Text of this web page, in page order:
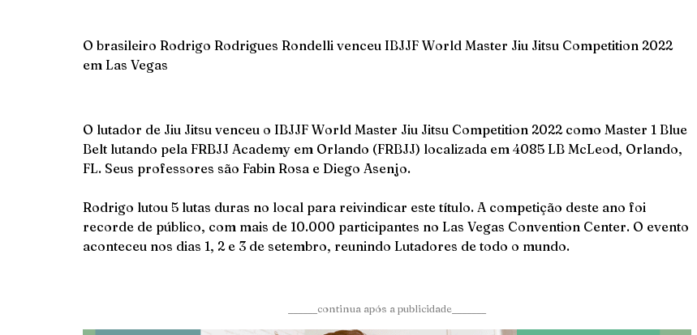
O brasileiro Rodrigo Rodrigues Rondelli venceu IBJJF World Master Jiu Jitsu Competition 2022
em Las Vegas
O lutador de Jiu Jitsu venceu o IBJJF World Master Jiu Jitsu Competition 2022 como Master 1 Blue
Belt lutando pela FRBJJ Academy em Orlando (FRBJJ) localizada em 4085 LB McLeod, Orlando,
FL. Seus professores são Fabin Rosa e Diego Asenjo.
Rodrigo lutou 5 lutas duras no local para reivindicar este título. A competição deste ano foi
recorde de público, com mais de 10.000 participantes no Las Vegas Convention Center. O evento
aconteceu nos dias 1, 2 e 3 de setembro, reunindo Lutadores de todo o mundo.
______continua após a publicidade_______